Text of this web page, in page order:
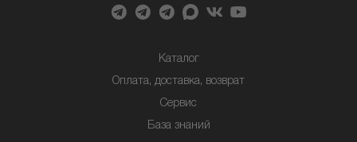
Каталог
Оплата, доставка, возврат
Сервис
База знаний